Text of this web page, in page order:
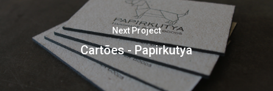
Next Project
Cartões - Papirkutya